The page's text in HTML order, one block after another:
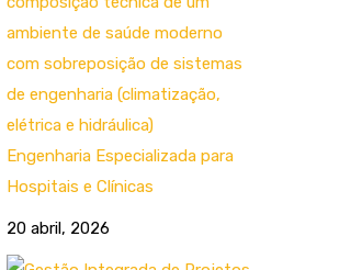
Engenharia Especializada para
Hospitais e Clínicas
20 abril, 2026